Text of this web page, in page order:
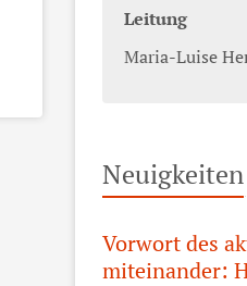
Leitung
Maria-Luise
Neuigkeiten
Vorwort des
miteinander: